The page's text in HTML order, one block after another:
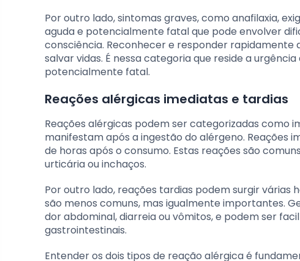
Por outro lado, sintomas graves, como anafilaxia,
aguda e potencialmente fatal que pode envolver
consciência. Reconhecer e responder
salvar vidas. É nessa categoria que reside a
potencialmente fatal.
Reações alérgicas imediatas e tardias
Reações alérgicas podem ser categorizadas como
manifestam após a ingestão do alérgeno.
de horas após o consumo. Estas reações são
urticária ou inchaços.
Por outro lado, reações tardias podem surgir várias
são menos comuns, mas igualmente importantes.
dor abdominal, diarreia ou vômitos, e podem ser
gastrointestinais.
Entender os dois tipos de reação alérgica é